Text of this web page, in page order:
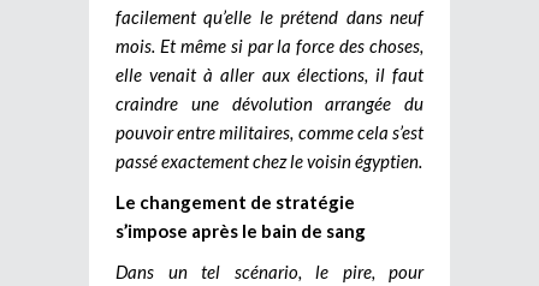
facilement qu’elle le prétend dans neuf
mois. Et même si par la force des choses,
elle venait à aller aux élections, il faut
craindre une dévolution arrangée du
pouvoir entre militaires, comme cela s’est
passé exactement chez le voisin égyptien.
Le changement de stratégie
s’impose après le bain de sang
Dans un tel scénario, le pire, pour